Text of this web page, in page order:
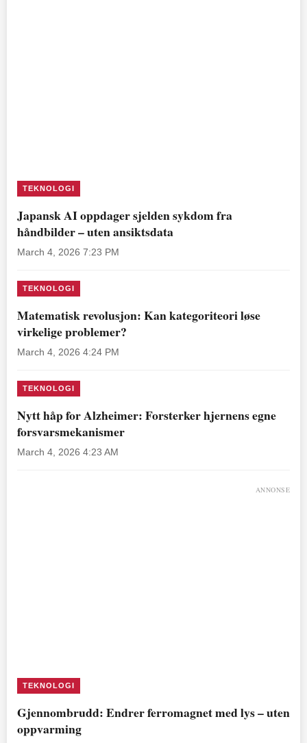
TEKNOLOGI
Japansk AI oppdager sjelden sykdom fra
håndbilder – uten ansiktsdata
March 4, 2026 7:23 PM
TEKNOLOGI
Matematisk revolusjon: Kan kategoriteori løse
virkelige problemer?
March 4, 2026 4:24 PM
TEKNOLOGI
Nytt håp for Alzheimer: Forsterker hjernens egne
forsvarsmekanismer
March 4, 2026 4:23 AM
ANNONSE
TEKNOLOGI
Gjennombrudd: Endrer ferromagnet med lys – uten
oppvarming